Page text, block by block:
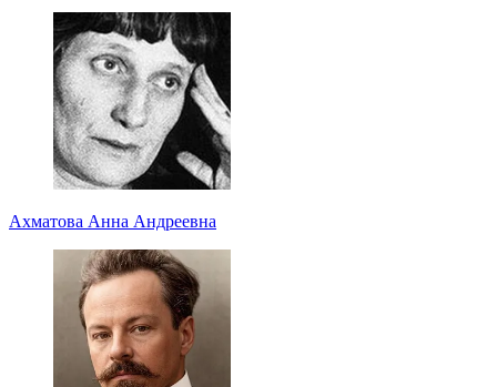
Ахматова Анна Андреевна